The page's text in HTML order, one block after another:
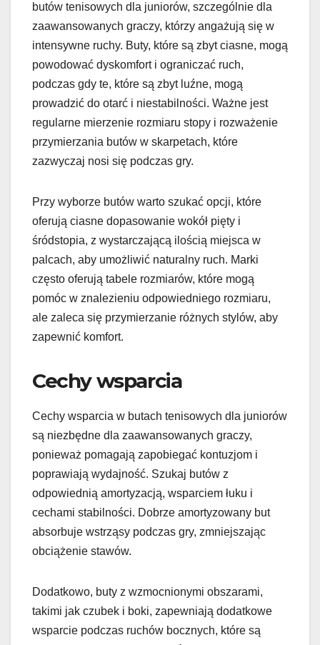
butów tenisowych dla juniorów, szczególnie dla
zaawansowanych graczy, którzy angażują się w
intensywne ruchy. Buty, które są zbyt ciasne, mogą
powodować dyskomfort i ograniczać ruch,
podczas gdy te, które są zbyt luźne, mogą
prowadzić do otarć i niestabilności. Ważne jest
regularne mierzenie rozmiaru stopy i rozważenie
przymierzania butów w skarpetach, które
zazwyczaj nosi się podczas gry.
Przy wyborze butów warto szukać opcji, które
oferują ciasne dopasowanie wokół pięty i
śródstopia, z wystarczającą ilością miejsca w
palcach, aby umożliwić naturalny ruch. Marki
często oferują tabele rozmiarów, które mogą
pomóc w znalezieniu odpowiedniego rozmiaru,
ale zaleca się przymierzanie różnych stylów, aby
zapewnić komfort.
Cechy wsparcia
Cechy wsparcia w butach tenisowych dla juniorów
są niezbędne dla zaawansowanych graczy,
ponieważ pomagają zapobiegać kontuzjom i
poprawiają wydajność. Szukaj butów z
odpowiednią amortyzacją, wsparciem łuku i
cechami stabilności. Dobrze amortyzowany but
absorbuje wstrząsy podczas gry, zmniejszając
obciążenie stawów.
Dodatkowo, buty z wzmocnionymi obszarami,
takimi jak czubek i boki, zapewniają dodatkowe
wsparcie podczas ruchów bocznych, które są